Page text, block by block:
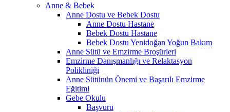
Anne & Bebek
Anne Dostu ve Bebek Dostu
Anne Dostu Hastane
Bebek Dostu Hastane
Bebek Dostu Yenidoğan Yoğun Bakım
Anne Sütü ve Emzirme Broşürleri
Emzirme Danışmanlığı ve Relaktasyon
Polikliniği
Anne Sütünün Önemi ve Başarılı Emzirme
Eğitimi
Gebe Okulu
Başvuru